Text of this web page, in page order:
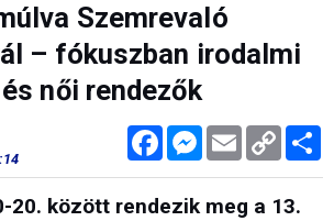
Szemrevaló
– fókuszban irodalmi
női rendezők
FacebookMessenger
Email Copy
Link
20. között rendezik meg a 13.